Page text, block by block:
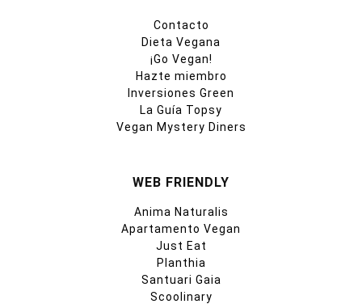
Contacto
Dieta Vegana
¡Go Vegan!
Hazte miembro
Inversiones Green
La Guía Topsy
Vegan Mystery Diners
WEB FRIENDLY
Anima Naturalis
Apartamento Vegan
Just Eat
Planthia
Santuari Gaia
Scoolinary